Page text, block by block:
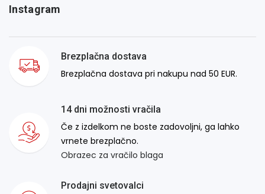
Instagram
Brezplačna dostava
Brezplačna dostava pri nakupu nad 50 EUR.
14 dni možnosti vračila
Če z izdelkom ne boste zadovoljni, ga lahko
vrnete brezplačno.
Obrazec za vračilo blaga
Prodajni svetovalci